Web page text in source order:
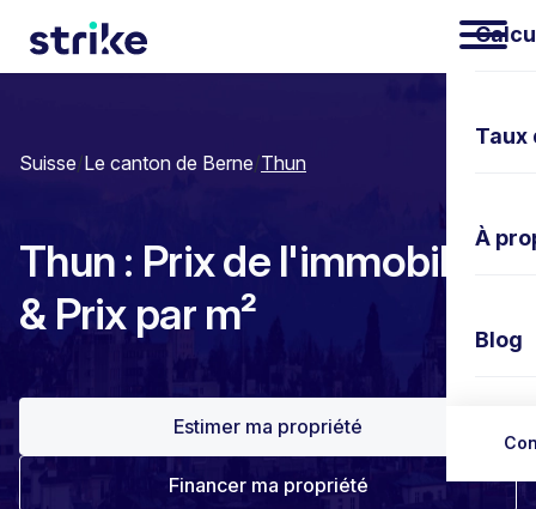
À
Blog
Suisse/Le canton de Berne/Thun
Thun : Prix de l'immobilier
& Prix par m²
Estimer ma propriété
Financer ma propriété